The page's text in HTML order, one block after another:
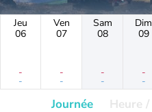
Jeu
06
-
-
Ven
07
-
-
Sam
08
-
-
Dim
09
-
-
Journée Heure